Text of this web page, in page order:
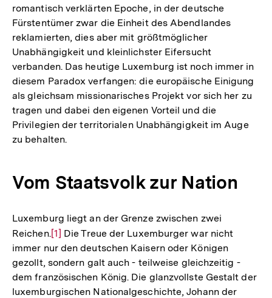
romantisch verklärten Epoche, in der deutsche
Fürstentümer zwar die Einheit des Abendlandes
reklamierten, dies aber mit größtmöglicher
Unabhängigkeit und kleinlichster Eifersucht
verbanden. Das heutige Luxemburg ist noch immer in
diesem Paradox verfangen: die europäische Einigung
als gleichsam missionarisches Projekt vor sich her zu
tragen und dabei den eigenen Vorteil und die
Privilegien der territorialen Unabhängigkeit im Auge
zu behalten.
Vom Staatsvolk zur Nation
Luxemburg liegt an der Grenze zwischen zwei
Reichen.Zur
Auflösung
der
Fußnote
[1] Die Treue der Luxemburger war nicht
immer nur den deutschen Kaisern oder Königen
gezollt, sondern galt auch - teilweise gleichzeitig -
dem französischen König. Die glanzvollste Gestalt der
luxemburgischen Nationalgeschichte, Johann der